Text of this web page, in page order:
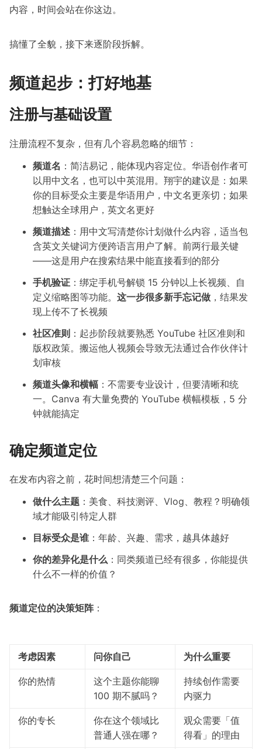
内容，时间会站在你这边。
搞懂了全貌，接下来逐阶段拆解。
频道起步：打好地基
注册与基础设置
注册流程不复杂，但有几个容易忽略的细节：
频道名 ：简洁易记，能体现内容定位。华语创作者可
以用中文名，也可以中英混用。翔宇的建议是：如果
你的目标受众主要是华语用户，中文名更亲切；如果
想触达全球用户，英文名更好
频道描述 ：用中文写清楚你计划做什么内容，适当包
含英文关键词方便跨语言用户了解。前两行最关键
——这是用户在搜索结果中能直接看到的部分
手机验证 ：绑定手机号解锁 15 分钟以上长视频、自
定义缩略图等功能。 这一步很多新手忘记做 ，结果发
现上传不了长视频
社区准则 ：起步阶段就要熟悉 YouTube 社区准则和
版权政策。搬运他人视频会导致无法通过合作伙伴计
划审核
频道头像和横幅 ：不需要专业设计，但要清晰和统
一。Canva 有大量免费的 YouTube 横幅模板，5 分
钟就能搞定
确定频道定位
在发布内容之前，花时间想清楚三个问题：
做什么主题 ：美食、科技测评、Vlog、教程？明确领
域才能吸引特定人群
目标受众是谁 ：年龄、兴趣、需求，越具体越好
你的差异化是什么 ：同类频道已经有很多，你能提供
什么不一样的价值？
频道定位的决策矩阵：
考虑因素 问你自己 为什么重要
你的热情
这个主题你能聊
100 期不腻吗？
持续创作需要
内驱力
你的专长
你在这个领域比
普通人强在哪？
观众需要「值
得看」的理由